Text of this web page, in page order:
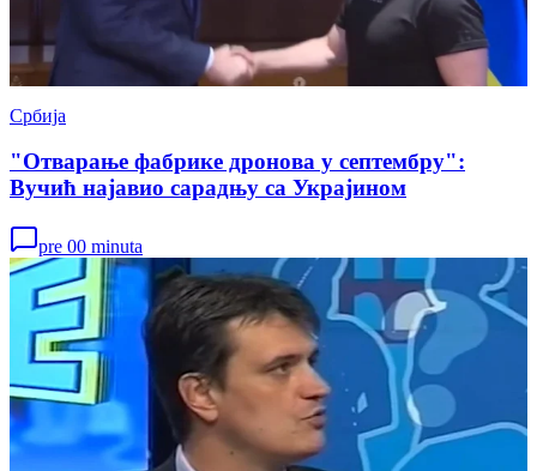
Србија
"Отварање фабрике дронова у септембру":
Вучић најавио сарадњу са Украјином
pre 00 minuta